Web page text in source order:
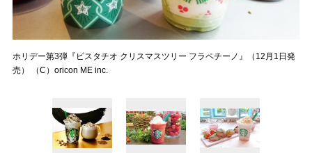
ホリデー第3弾『ピスタチオ クリスマスツリー フラペチーノ』（12月1日発
売） （C）oricon ME inc.